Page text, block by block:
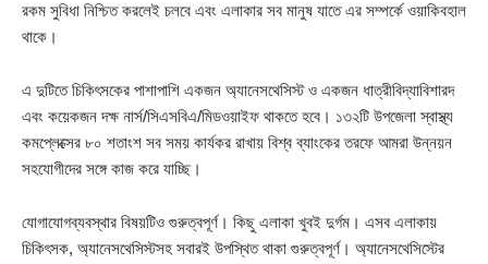
রকম সুবিধা নিশ্চিত করলেই চলবে এবং এলাকার সব মানুষ যাতে এর সম্পর্কে ওয়াকিবহাল
থাকে।
এ দুটিতে চিকিৎসকের পাশাপাশি একজন অ্যানেসথেসিস্ট ও একজন ধাত্রীবিদ্যাবিশারদ
এবং কয়েকজন দক্ষ নার্স/সিএসবিএ/মিডওয়াইফ থাকতে হবে। ১৩২টি উপজেলা স্বাস্থ্য
কমপ্লেক্সের ৮০ শতাংশ সব সময় কার্যকর রাখায় বিশ্ব ব্যাংকের তরফে আমরা উন্নয়ন
সহযোগীদের সঙ্গে কাজ করে যাচ্ছি।
যোগাযোগব্যবস্থার বিষয়টিও গুরুত্বপূর্ণ। কিছু এলাকা খুবই দুর্গম। এসব এলাকায়
চিকিৎসক, অ্যানেসথেসিস্টসহ সবারই উপস্থিত থাকা গুরুত্বপূর্ণ। অ্যানেসথেসিস্টের